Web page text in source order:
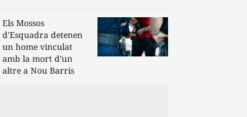
Els Mossos
d'Esquadra detenen
un home vinculat
amb la mort d'un
altre a Nou Barris